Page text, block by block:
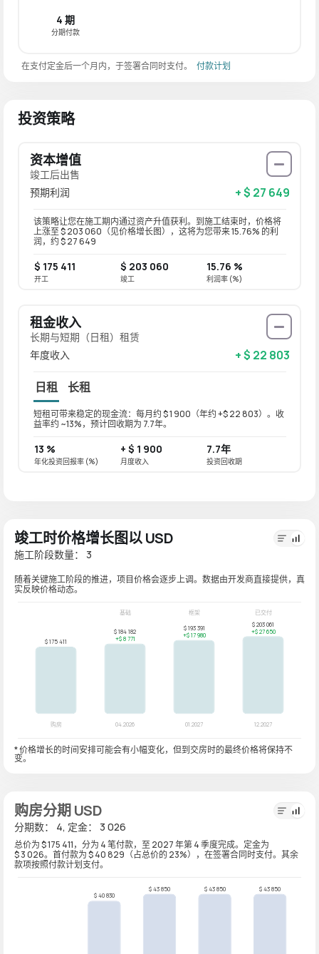
4 期
分期付款
在支付定金后一个月内，于签署合同时支付。 付款计划
投资策略
资本增值
竣工后出售
预期利润
+ $ 27 649
该策略让您在施工期内通过资产升值获利。到施工结束时，价格将
上涨至 $ 203 060（见价格增长图），这将为您带来 15.76% 的利
润，约 $ 27 649
$ 175 411
开工
$ 203 060
竣工
15.76 %
利润率 (%)
租金收入
长期与短期（日租）租赁
年度收入
+ $ 22 803
日租 长租
短租可带来稳定的现金流：每月约 $ 1 900（年约 +$ 22 803）。收
益率约 ~13%，预计回收期为 7.7年。
13 %
年化投资回报率 (%)
+ $ 1 900
月度收入
7.7年
投资回收期
竣工时价格增长图以 USD
施工阶段数量： 3
随着关键施工阶段的推进，项目价格会逐步上调。数据由开发商直接提供，真
实反映价格动态。
* 价格增长的时间安排可能会有小幅变化，但到交房时的最终价格将保持不
变。
购房分期 USD
分期数： 4, 定金： 3 026
总价为 $ 175 411，分为 4 笔付款，至 2027 年第 4 季度完成。定金为
$ 3 026。首付款为 $ 40 829（占总价的 23%），在签署合同时支付。其余
款项按照付款计划支付。